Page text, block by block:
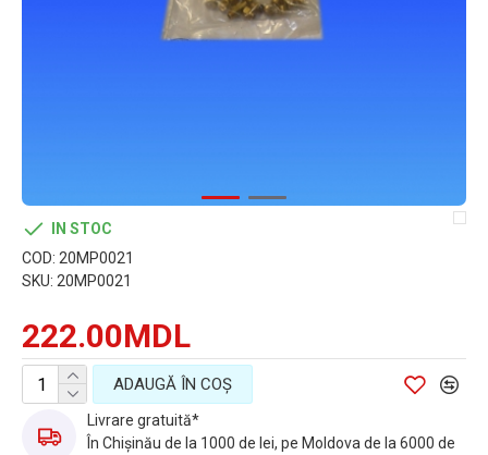
222.00MDL
IN STOC
COD: 20MP0021
SKU: 20MP0021
ADAUGĂ ÎN COŞ
Livrare gratuită*
În Chișinău de la 1000 de lei, pe Moldova de la 6000 de